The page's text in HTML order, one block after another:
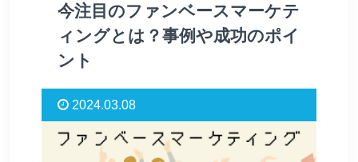
今注目のファンベースマーケテ
ィングとは？事例や成功のポイ
ント
2024.03.08